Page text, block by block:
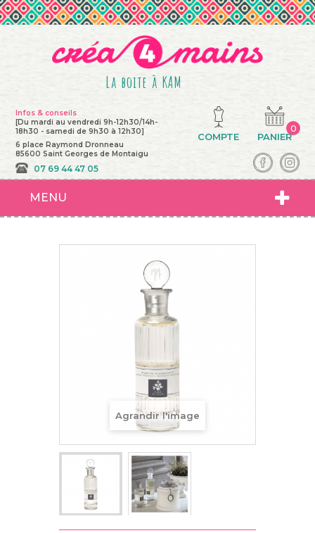
Infos & conseils
[Du mardi au vendredi 9h-12h30/14h-
18h30 - samedi de 9h30 à 12h30]
6 place Raymond Dronneau
85600 Saint Georges de Montaigu
07 69 44 47 05
La boite à KAM
PANIER
0
COMPTE
MENU
Agrandir l'image